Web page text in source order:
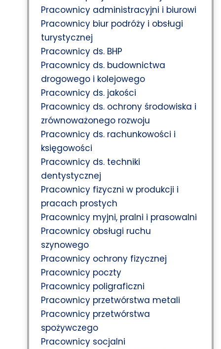
Pracownicy administracyjni i biurowi
Pracownicy biur podróży i obsługi
turystycznej
Pracownicy ds. BHP
Pracownicy ds. budownictwa
drogowego i kolejowego
Pracownicy ds. jakości
Pracownicy ds. ochrony środowiska i
zrównoważonego rozwoju
Pracownicy ds. rachunkowości i
księgowości
Pracownicy ds. techniki
dentystycznej
Pracownicy fizyczni w produkcji i
pracach prostych
Pracownicy myjni, pralni i prasowalni
Pracownicy obsługi ruchu
szynowego
Pracownicy ochrony fizycznej
Pracownicy poczty
Pracownicy poligraficzni
Pracownicy przetwórstwa metali
Pracownicy przetwórstwa
spożywczego
Pracownicy socjalni